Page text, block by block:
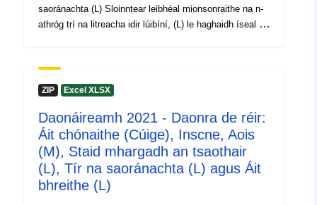
Raon ama:
01 January 2021
saoránachta (L) Sloinntear leibhéal mionsonraithe na n-
athróg trí na litreacha idir lúibíní, (L) le haghaidh íseal =
Chun Feidhme (AE) Uimh. 2017/543, Rialachán (CE)
Uimh. 763/2008 Tá tuilleadh eolais, sonraí agus
ZIP Excel XLSX
Daonáireamh 2021 - Daonra de réir:
Áit chónaithe (Cúige), Inscne, Aois
(M), Staid mhargadh an tsaothair
(L), Tír na saoránachta (L) agus Áit
bhreithe (L)